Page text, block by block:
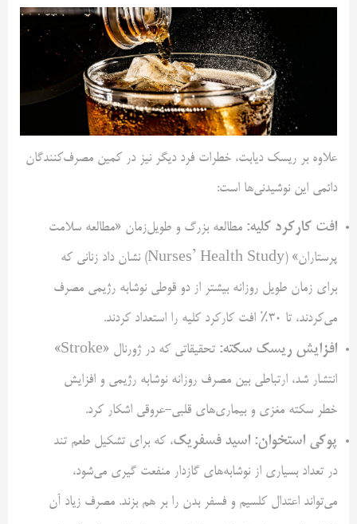
علاوه بر ریسک دیابت، خطرات فرد دیگر نیز در کمین مصرف‌کنندگان
دائمی این نوشیدنی‌ها است:
افت کارکرد کلیه: مطالعه بزرگ و طویل‌زمان «مطالعه سلامت
پرستاران» (Nurses’ Health Study) نشان داد زنانی که
برای زمان طویل روزانه بیشتر از دو قوطی نوشابه رژیمی مصرف
می‌کردند، تا ۳۰٪ افت کارکرد کلیه را استعداد کردند.
افزایش ریسک سکته:
تحقیقاتی که در ژورنال «Stroke»
انتشار شد، ارتباطی بین مصرف روزانه نوشابه رژیمی و افزایش
خطر سکته مغزی و بیماری‌های قلبی-عروقی اشکار کرد.
پوکی استخوان: اسید فسفریک، که برای تشکیل طعم تند
در تعداد بسیاری از نوشابه‌های گازدار منفعت گیری می‌شود،
می‌تواند اعتدال کلسیم و فسفر بدن را بر هم بزند. مصرف زیاد آن